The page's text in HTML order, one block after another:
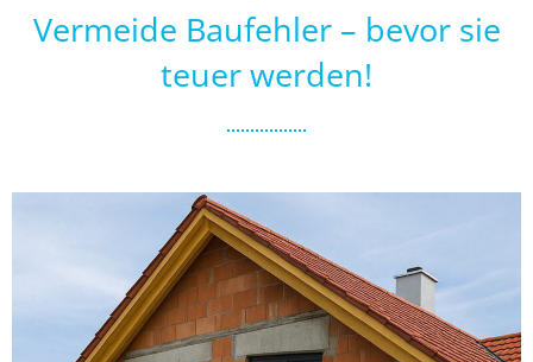
Vermeide Baufehler – bevor sie
teuer werden!